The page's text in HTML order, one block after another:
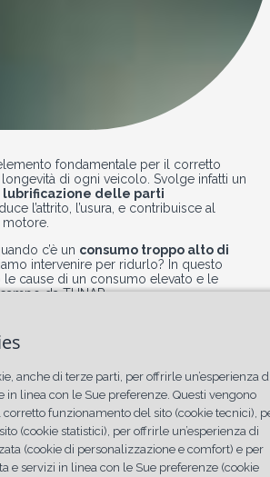
fondamentale per il corretto
di ogni veicolo. Svolge infatti un
lubrificazione delle parti
l’attrito, l’usura, e contribuisce al
c’è un consumo troppo alto di
intervenire per ridurlo? In questo
cause di un consumo elevato e le
da TUNAP.
eccessivo di olio: un
da non sottovalutare
intendiamo, in generale, un
a 1 litro ogni 1.000 kme può essere
interne al motore, come
anche di terze parti, per offrirle un’esperienza
in linea con le Sue preferenze. Questi vengono
funzionamento del sito (cookie tecnici),
(cookie statistici), per offrirle un’esperienza di
(cookie di personalizzazione e comfort) e per
e servizi in linea con le Sue preferenze (cookie